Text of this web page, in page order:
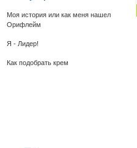
Моя история или как меня нашел
Орифлейм
Я - Лидер!
Как подобрать крем